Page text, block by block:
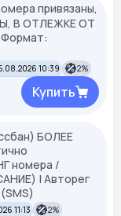
привязаны,
В ОТЛЕЖКЕ ОТ
10:39 2%
Купить
БОЛЕЕ
номера /
| Авторег
11:13 2%